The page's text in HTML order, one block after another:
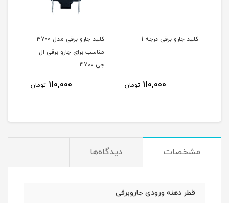
کلید جارو برقی درجه 1
110,000 تومان
کلید جارو برقی مدل 3700
مناسب برای جارو برقی ال
جی 3700
110,000 تومان
مشخصات دیدگاه‌ها
قطر دهنه ورودی جاروبرقی